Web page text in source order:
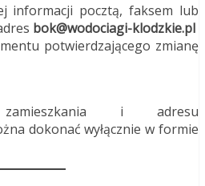
informacji pocztą, faksem lub
bok@wodociagi-klodzkie.pl
potwierdzającego zmianę
i adresu
dokonać wyłącznie w formie